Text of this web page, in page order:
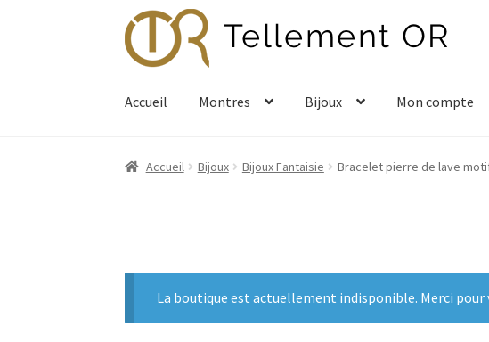
Aller
à
la
Aller
au
contenu
Accueil Montres Bijoux Mon compte
Accueil Bijoux Bijoux Fantaisie Bracelet pierre de lave
La boutique est actuellement indisponible. Merci